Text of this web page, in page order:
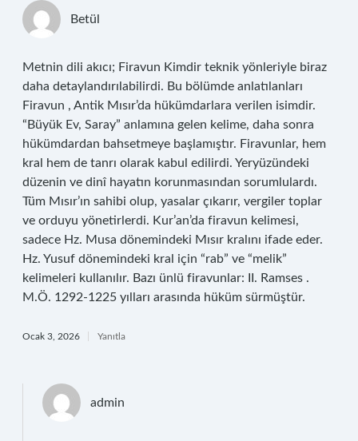
Betül
Metnin dili akıcı; Firavun Kimdir teknik yönleriyle biraz
daha detaylandırılabilirdi. Bu bölümde anlatılanları
Firavun , Antik Mısır’da hükümdarlara verilen isimdir.
“Büyük Ev, Saray” anlamına gelen kelime, daha sonra
hükümdardan bahsetmeye başlamıştır. Firavunlar, hem
kral hem de tanrı olarak kabul edilirdi. Yeryüzündeki
düzenin ve dinî hayatın korunmasından sorumlulardı.
Tüm Mısır’ın sahibi olup, yasalar çıkarır, vergiler toplar
ve orduyu yönetirlerdi. Kur’an’da firavun kelimesi,
sadece Hz. Musa dönemindeki Mısır kralını ifade eder.
Hz. Yusuf dönemindeki kral için “rab” ve “melik”
kelimeleri kullanılır. Bazı ünlü firavunlar: II. Ramses .
M.Ö. 1292-1225 yılları arasında hüküm sürmüştür.
Ocak 3, 2026 Yanıtla
admin